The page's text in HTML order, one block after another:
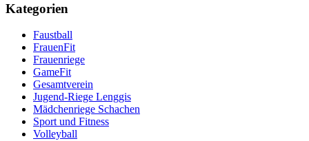
Kategorien
Faustball
FrauenFit
Frauenriege
GameFit
Gesamtverein
Jugend-Riege Lenggis
Mädchenriege Schachen
Sport und Fitness
Volleyball